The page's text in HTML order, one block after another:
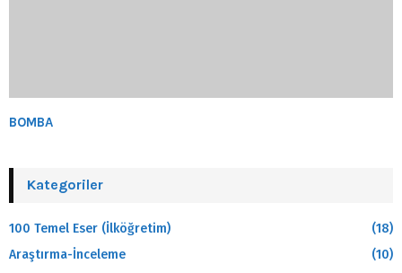
BOMBA
Kategoriler
100 Temel Eser (İlköğretim)
(18)
Araştırma-İnceleme
(10)